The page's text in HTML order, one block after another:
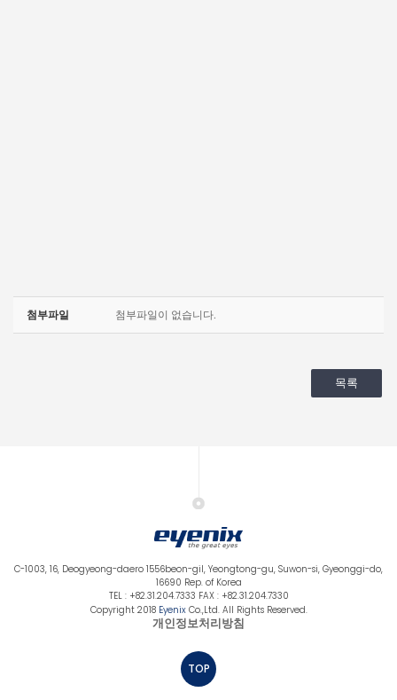
첨부파일 첨부파일이 없습니다.
목록
C-1003, 16, Deogyeong-daero 1556beon-gil, Yeongtong-gu, Suwon-si, Gyeonggi-do,
16690 Rep. of Korea
TEL : +82.31.204.7333 FAX : +82.31.204.7330
Copyright 2018 EyenixCo.,Ltd. All Rights Reserved.
개인정보처리방침
TOP